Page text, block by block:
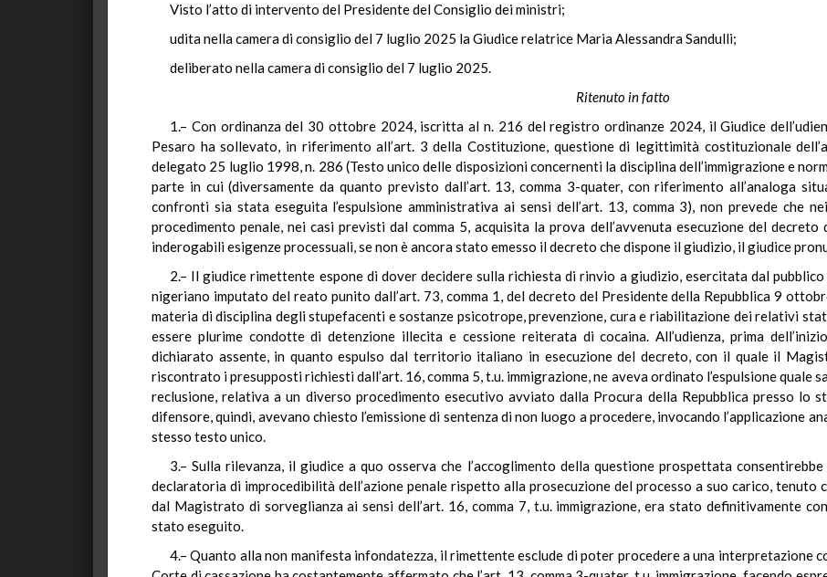
Visto l’atto di intervento del Presidente del Consiglio dei ministri;
udita nella camera di consiglio del 7 luglio 2025 la Giudice relatrice Maria Alessandra Sandulli;
deliberato nella camera di consiglio del 7 luglio 2025.
Ritenuto in fatto
1.– Con ordinanza del 30 ottobre 2024, iscritta al n. 216 del registro ordinanze 2024, il Giudice
Pesaro ha sollevato, in riferimento all’art. 3 della Costituzione, questione di legittimità costituzionale
delegato 25 luglio 1998, n. 286 (Testo unico delle disposizioni concernenti la disciplina dell’immigrazione e
parte in cui (diversamente da quanto previsto dall’art. 13, comma 3-quater, con riferimento all’analoga
confronti sia stata eseguita l’espulsione amministrativa ai sensi dell’art. 13, comma 3), non prevede che
procedimento penale, nei casi previsti dal comma 5, acquisita la prova dell’avvenuta esecuzione del decreto
inderogabili esigenze processuali, se non è ancora stato emesso il decreto che dispone il giudizio, il giudice
2.– Il giudice rimettente espone di dover decidere sulla richiesta di rinvio a giudizio, esercitata dal
nigeriano imputato del reato punito dall’art. 73, comma 1, del decreto del Presidente della Repubblica 9
materia di disciplina degli stupefacenti e sostanze psicotrope, prevenzione, cura e riabilitazione dei relativi
essere plurime condotte di detenzione illecita e cessione reiterata di cocaina. All’udienza, prima
dichiarato assente, in quanto espulso dal territorio italiano in esecuzione del decreto, con il quale il
riscontrato i presupposti richiesti dall’art. 16, comma 5, t.u. immigrazione, ne aveva ordinato l’espulsione quale
reclusione, relativa a un diverso procedimento esecutivo avviato dalla Procura della Repubblica presso lo
difensore, quindi, avevano chiesto l’emissione di sentenza di non luogo a procedere, invocando l’applicazione
stesso testo unico.
3.– Sulla rilevanza, il giudice a quo osserva che l’accoglimento della questione prospettata
declaratoria di improcedibilità dell’azione penale rispetto alla prosecuzione del processo a suo carico, tenuto
dal Magistrato di sorveglianza ai sensi dell’art. 16, comma 7, t.u. immigrazione, era stato definitivamente
stato eseguito.
4.– Quanto alla non manifesta infondatezza, il rimettente esclude di poter procedere a una interpretazione